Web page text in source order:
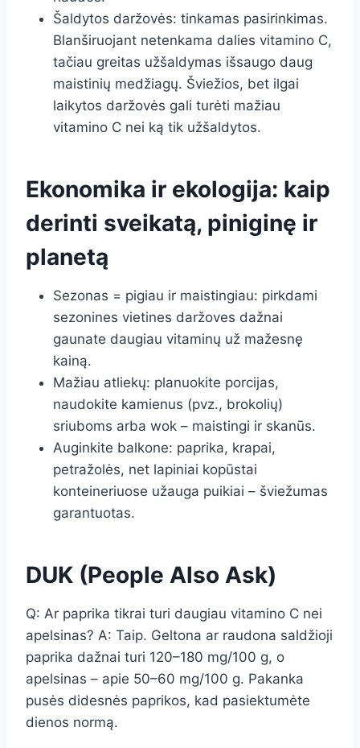
Šaldytos daržovės: tinkamas pasirinkimas.
Blanširuojant netenkama dalies vitamino C,
tačiau greitas užšaldymas išsaugo daug
maistinių medžiagų. Šviežios, bet ilgai
laikytos daržovės gali turėti mažiau
vitamino C nei ką tik užšaldytos.
Ekonomika ir ekologija: kaip
derinti sveikatą, piniginę ir
planetą
Sezonas = pigiau ir maistingiau: pirkdami
sezonines vietines daržoves dažnai
gaunate daugiau vitaminų už mažesnę
kainą.
Mažiau atliekų: planuokite porcijas,
naudokite kamienus (pvz., brokolių)
sriuboms arba wok – maistingi ir skanūs.
Auginkite balkone: paprika, krapai,
petražolės, net lapiniai kopūstai
konteineriuose užauga puikiai – šviežumas
garantuotas.
DUK (People Also Ask)
Q: Ar paprika tikrai turi daugiau vitamino C nei
apelsinas? A: Taip. Geltona ar raudona saldžioji
paprika dažnai turi 120–180 mg/100 g, o
apelsinas – apie 50–60 mg/100 g. Pakanka
pusės didesnės paprikos, kad pasiektumėte
dienos normą.